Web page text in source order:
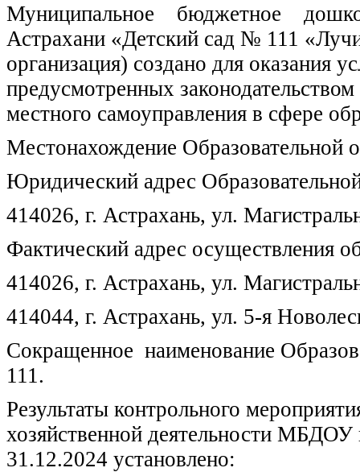
Муниципальное бюджетное
Астрахани «Детский сад № 111
организация) создано для оказания
предусмотренных
местного самоуправления в сфере
Местонахождение Образовательной
Юридический адрес
414026, г. Астрахань, ул.
Фактический адрес осуществления
414026, г. Астрахань, ул.
414044, г. Астрахань, ул. 5-я
Сокращенное наименование
111.
Результаты контрольного
хозяйственной деятельности
31.12.2024 установлено: